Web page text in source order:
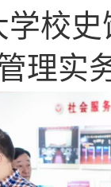
学校
理实